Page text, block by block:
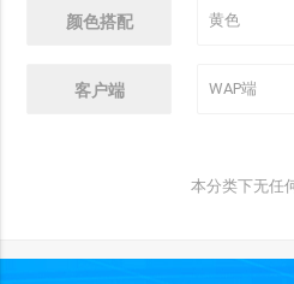
颜色搭配
客户端
本分类下无任